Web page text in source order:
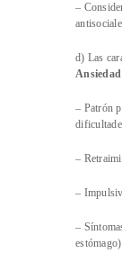
–
d) Las
Ansiedad
– Patrón
–
–
–
estómago).